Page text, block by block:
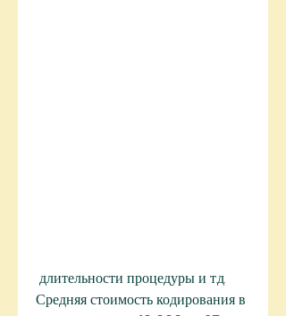
Средняя стоимость кодирования в